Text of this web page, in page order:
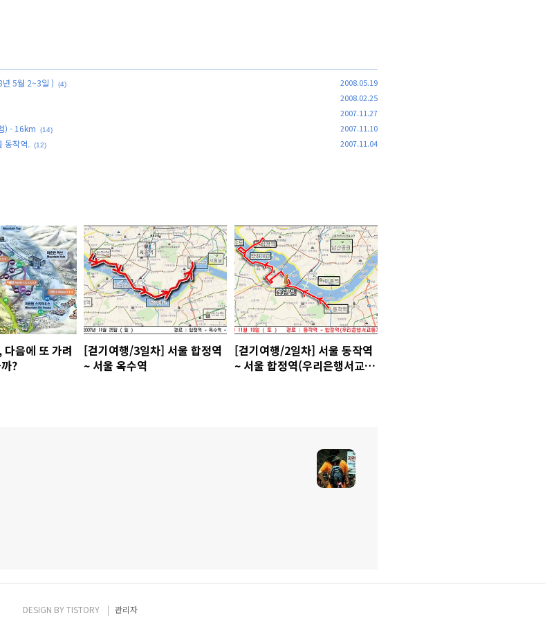
년 5월 2~3일 )
(4) 2008.05.19
2008.02.25
2007.11.27
) - 16km (14) 2007.11.10
동작역. (12) 2007.11.04
?
[걷기여행/3일차] 서울 합정역
~ 서울 옥수역
[걷기여행/2일차] 서울 동작역
~ 서울 합정역(우리은행서교동
DESIGN BYTISTORY 관리자